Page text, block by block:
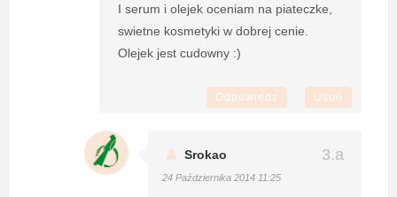
I serum i olejek oceniam na piateczke,
swietne kosmetyki w dobrej cenie.
Olejek jest cudowny :)
Odpowiedz Usuń
Srokao
24 Października 2014 11:25